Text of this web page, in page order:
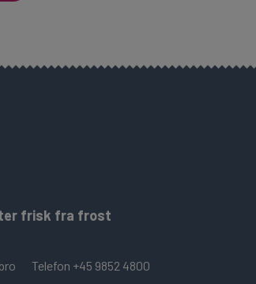
frisk fra frost
Telefon +45 9852 4800